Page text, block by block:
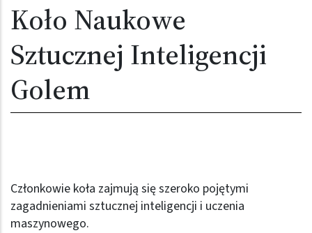
Koło Naukowe
Sztucznej Inteligencji
Golem
Członkowie koła zajmują się szeroko pojętymi
zagadnieniami sztucznej inteligencji i uczenia
maszynowego.